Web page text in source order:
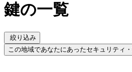
鍵の一覧
絞り込み
この地域であなたにあったセキュリティ